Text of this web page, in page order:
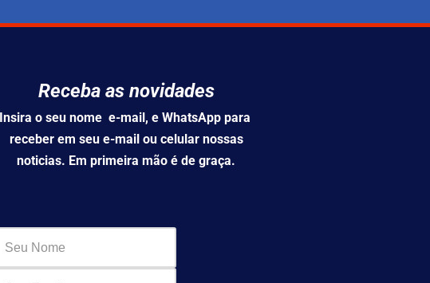
Receba as novidades
Insira o seu nome e-mail, e WhatsApp para
receber em seu e-mail ou celular nossas
noticias. Em primeira mão é de graça.